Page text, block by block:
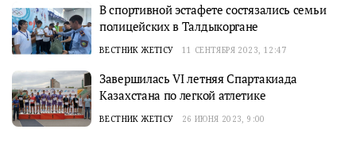
В спортивной эстафете состязались семьи
полицейских в Талдыкоргане
ВЕСТНИК ЖЕТІСУ 11 СЕНТЯБРЯ 2023, 12:47
Завершилась VI летняя Спартакиада
Казахстана по легкой атлетике
ВЕСТНИК ЖЕТІСУ 26 ИЮНЯ 2023, 9:00